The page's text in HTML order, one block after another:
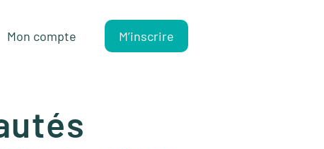
Mon compte M’inscrire